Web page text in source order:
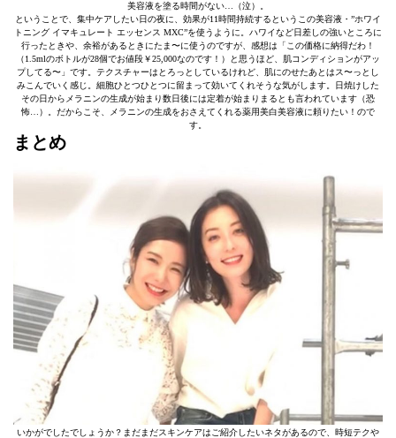
美容液を塗る時間がない…（泣）。
ということで、集中ケアしたい日の夜に、効果が11時間持続するというこの美容液・”ホワイ
トニング イマキュレート エッセンス MXC”を使うように。ハワイなど日差しの強いところに
行ったときや、余裕があるときにたま〜に使うのですが、感想は「この価格に納得だわ！
（1.5mlのボトルが28個でお値段￥25,000なのです！）と思うほど、肌コンディションがアッ
プしてる〜」です。テクスチャーはとろっとしているけれど、肌にのせたあとはス〜っとし
みこんでいく感じ。細胞ひとつひとつに留まって効いてくれそうな気がします。日焼けした
その日からメラニンの生成が始まり数日後には定着が始まりまるとも言われています（恐
怖…）。だからこそ、メラニンの生成をおさえてくれる薬用美白美容液に頼りたい！ので
す。
まとめ
いかがでしたでしょうか？まだまだスキンケアはご紹介したいネタがあるので、時短テクや